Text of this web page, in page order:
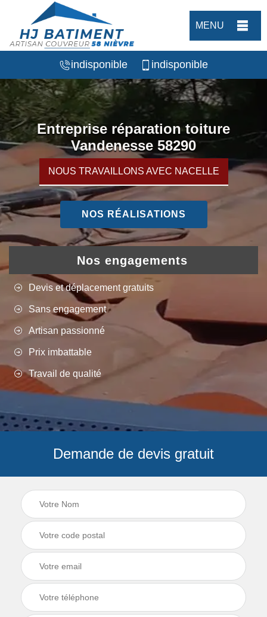
MENU
indisponible indisponible
Entreprise réparation toiture
Vandenesse 58290
NOUS TRAVAILLONS AVEC NACELLE
NOS RÉALISATIONS
Nos engagements
Devis et déplacement gratuits
Sans engagement
Artisan passionné
Prix imbattable
Travail de qualité
Demande de devis gratuit